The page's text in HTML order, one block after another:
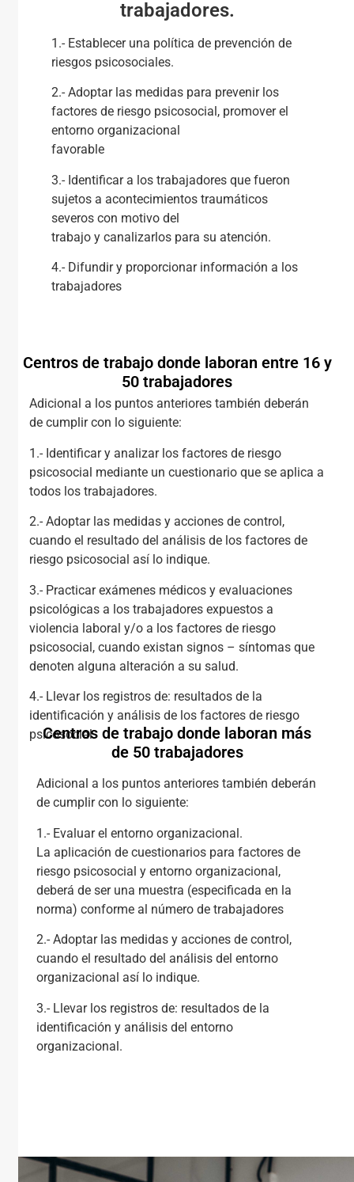
trabajadores.
1.- Establecer una política de prevención de
riesgos psicosociales.
2.- Adoptar las medidas para prevenir los
factores de riesgo psicosocial, promover el
entorno organizacional
favorable
3.- Identificar a los trabajadores que fueron
sujetos a acontecimientos traumáticos
severos con motivo del
trabajo y canalizarlos para su atención.
4.- Difundir y proporcionar información a los
trabajadores
Centros de trabajo donde laboran entre 16 y
50 trabajadores
Adicional a los puntos anteriores también deberán
de cumplir con lo siguiente:
1.- Identificar y analizar los factores de riesgo
psicosocial mediante un cuestionario que se aplica a
todos los trabajadores.
2.- Adoptar las medidas y acciones de control,
cuando el resultado del análisis de los factores de
riesgo psicosocial así lo indique.
3.- Practicar exámenes médicos y evaluaciones
psicológicas a los trabajadores expuestos a
violencia laboral y/o a los factores de riesgo
psicosocial, cuando existan signos – síntomas que
denoten alguna alteración a su salud.
4.- Llevar los registros de: resultados de la
identificación y análisis de los factores de riesgo
psicosocial.
Centros de trabajo donde laboran más
de 50 trabajadores
Adicional a los puntos anteriores también deberán
de cumplir con lo siguiente:
1.- Evaluar el entorno organizacional.
La aplicación de cuestionarios para factores de
riesgo psicosocial y entorno organizacional,
deberá de ser una muestra (especificada en la
norma) conforme al número de trabajadores
2.- Adoptar las medidas y acciones de control,
cuando el resultado del análisis del entorno
organizacional así lo indique.
3.- Llevar los registros de: resultados de la
identificación y análisis del entorno
organizacional.